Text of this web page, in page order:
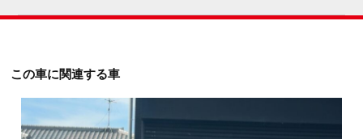
この車に関連する車